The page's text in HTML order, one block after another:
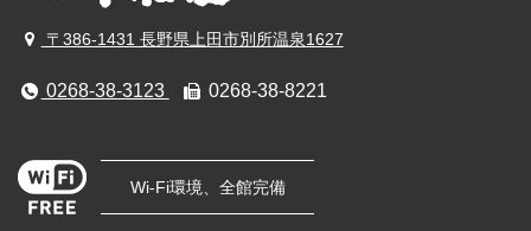
〒386-1431 長野県上田市別所温泉1627
0268-38-3123 0268-38-8221
Wi-Fi環境、全館完備